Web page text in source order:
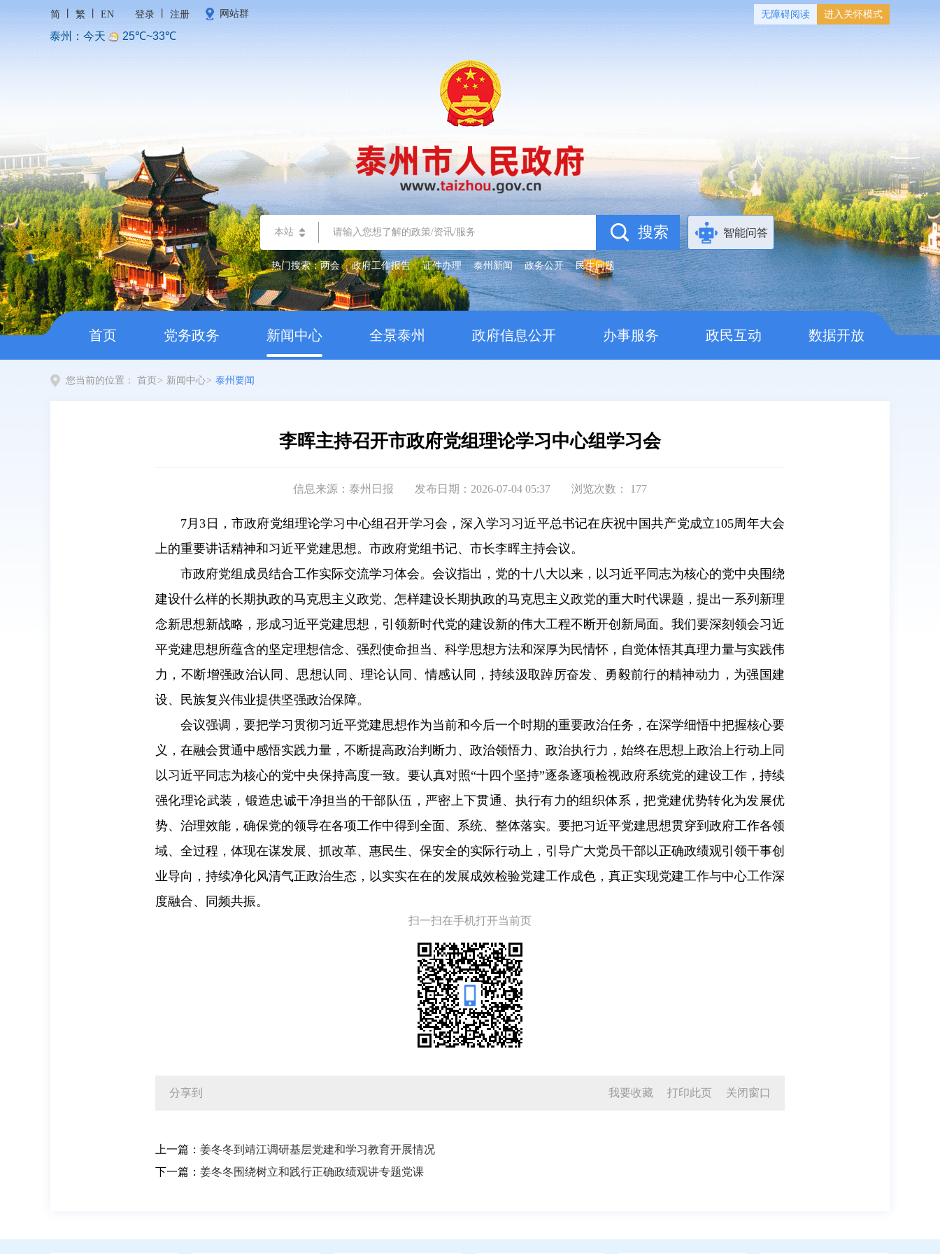
简 繁 EN 登录 注册 网站群 无障碍阅读 进入关怀模式
本站 智能问答
热门搜索：两会 政府工作报告 证件办理 泰州新闻 政务公开 民生问题
首页 党务政务 新闻中心 全景泰州 政府信息公开 办事服务 政民互动 数据开放
您当前的位置： 首页 > 新闻中心> 泰州要闻
李晖主持召开市政府党组理论学习中心组学习会
信息来源：泰州日报 发布日期：2026-07-04 05:37 浏览次数： 177
7月3日，市政府党组理论学习中心组召开学习会，深入学习习近平总书记在庆祝中国共产党成立105周年大会
上的重要讲话精神和习近平党建思想。市政府党组书记、市长李晖主持会议。
市政府党组成员结合工作实际交流学习体会。会议指出，党的十八大以来，以习近平同志为核心的党中央围绕
建设什么样的长期执政的马克思主义政党、怎样建设长期执政的马克思主义政党的重大时代课题，提出一系列新理
念新思想新战略，形成习近平党建思想，引领新时代党的建设新的伟大工程不断开创新局面。我们要深刻领会习近
平党建思想所蕴含的坚定理想信念、强烈使命担当、科学思想方法和深厚为民情怀，自觉体悟其真理力量与实践伟
力，不断增强政治认同、思想认同、理论认同、情感认同，持续汲取踔厉奋发、勇毅前行的精神动力，为强国建
设、民族复兴伟业提供坚强政治保障。
会议强调，要把学习贯彻习近平党建思想作为当前和今后一个时期的重要政治任务，在深学细悟中把握核心要
义，在融会贯通中感悟实践力量，不断提高政治判断力、政治领悟力、政治执行力，始终在思想上政治上行动上同
以习近平同志为核心的党中央保持高度一致。要认真对照“十四个坚持”逐条逐项检视政府系统党的建设工作，持续
强化理论武装，锻造忠诚干净担当的干部队伍，严密上下贯通、执行有力的组织体系，把党建优势转化为发展优
势、治理效能，确保党的领导在各项工作中得到全面、系统、整体落实。要把习近平党建思想贯穿到政府工作各领
域、全过程，体现在谋发展、抓改革、惠民生、保安全的实际行动上，引导广大党员干部以正确政绩观引领干事创
业导向，持续净化风清气正政治生态，以实实在在的发展成效检验党建工作成色，真正实现党建工作与中心工作深
度融合、同频共振。
扫一扫在手机打开当前页
分享到 我要收藏 打印此页 关闭窗口
上一篇： 姜冬冬到靖江调研基层党建和学习教育开展情况
下一篇： 姜冬冬围绕树立和践行正确政绩观讲专题党课